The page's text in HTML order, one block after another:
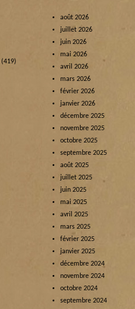
(419)
août 2026
juillet 2026
juin 2026
mai 2026
avril 2026
mars 2026
février 2026
janvier 2026
décembre 2025
novembre 2025
octobre 2025
septembre 2025
août 2025
juillet 2025
juin 2025
mai 2025
avril 2025
mars 2025
février 2025
janvier 2025
décembre 2024
novembre 2024
octobre 2024
septembre 2024